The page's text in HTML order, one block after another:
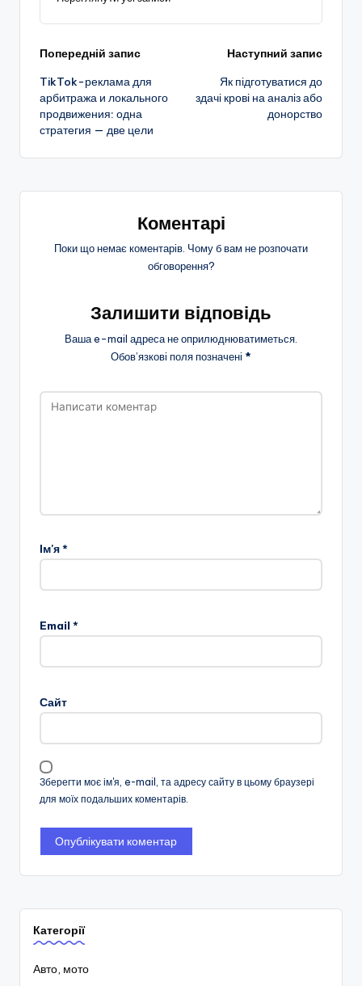
Навігація
по
запису
Попередній запис
TikTok-реклама для
арбитража и локального
продвижения: одна
стратегия — две цели
Наступний запис
Як підготуватися до
здачі крові на аналіз або
донорство
Коментарі
Поки що немає коментарів. Чому б вам не розпочати
обговорення?
Залишити відповідь
Ваша e-mail адреса не оприлюднюватиметься.
Обов’язкові поля позначені *
Ім'я*
Email *
Сайт
Зберегти моє ім'я, e-mail, та адресу сайту в цьому браузері
для моїх подальших коментарів.
Категорії
Авто, мото